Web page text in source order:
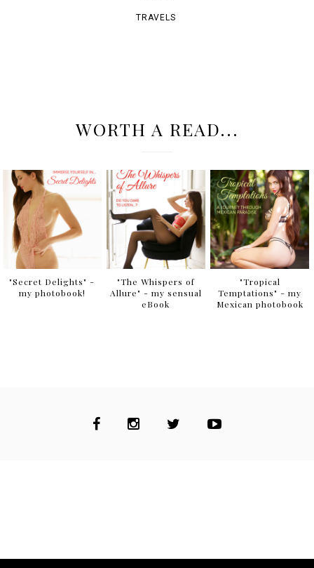
TRAVELS
WORTH A READ...
"Secret Delights" -
my photobook!
"The Whispers of
Allure" - my sensual
eBook
"Tropical
Temptations" - my
Mexican photobook